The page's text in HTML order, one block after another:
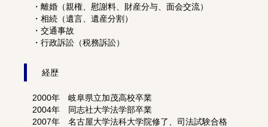
・離婚（親権、慰謝料、財産分与、面会交流）
・相続（遺言、遺産分割）
・交通事故
・行政訴訟（税務訴訟）
経歴
2000年 岐阜県立加茂高校卒業
2004年 同志社大学法学部卒業
2007年 名古屋大学法科大学院修了、司法試験合格